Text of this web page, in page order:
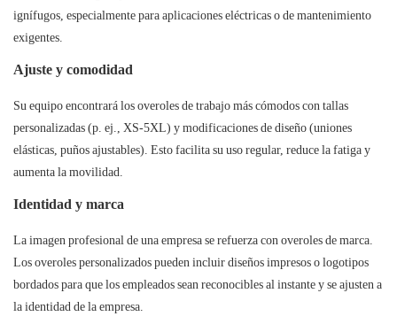
ignífugos, especialmente para aplicaciones eléctricas o de mantenimiento
exigentes.
Ajuste y comodidad
Su equipo encontrará los overoles de trabajo más cómodos con tallas
personalizadas (p. ej., XS-5XL) y modificaciones de diseño (uniones
elásticas, puños ajustables). Esto facilita su uso regular, reduce la fatiga y
aumenta la movilidad.
Identidad y marca
La imagen profesional de una empresa se refuerza con overoles de marca.
Los overoles personalizados pueden incluir diseños impresos o logotipos
bordados para que los empleados sean reconocibles al instante y se ajusten a
la identidad de la empresa.